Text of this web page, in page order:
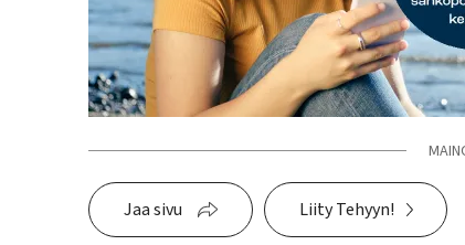
Jaa sivu Liity Tehyyn!